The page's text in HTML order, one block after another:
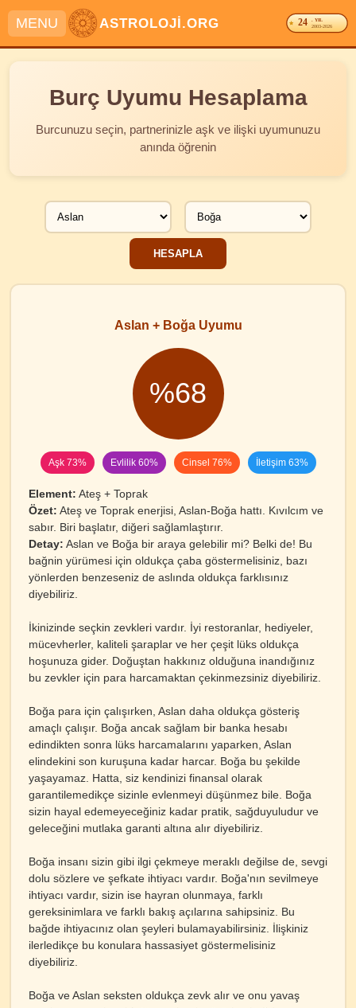
MENU ASTROLOJİ.ORG 24 . YIL
2003-2026
Burç Uyumu Hesaplama
Burcunuzu seçin, partnerinizle aşk ve ilişki uyumunuzu
anında öğrenin
Aslan + Boğa Uyumu
%68
Aşk 73% Evlilik 60% Cinsel 76% İletişim 63%
Element: Ateş + Toprak
Özet: Ateş ve Toprak enerjisi, Aslan-Boğa hattı. Kıvılcım ve
sabır. Biri başlatır, diğeri sağlamlaştırır.
Detay: Aslan ve Boğa bir araya gelebilir mi? Belki de! Bu
bağnin yürümesi için oldukça çaba göstermelisiniz, bazı
yönlerden benzeseniz de aslında oldukça farklısınız
diyebiliriz.
İkinizinde seçkin zevkleri vardır. İyi restoranlar, hediyeler,
mücevherler, kaliteli şaraplar ve her çeşit lüks oldukça
hoşunuza gider. Doğuştan hakkınız olduğuna inandığınız
bu zevkler için para harcamaktan çekinmezsiniz diyebiliriz.
Boğa para için çalışırken, Aslan daha oldukça gösteriş
amaçlı çalışır. Boğa ancak sağlam bir banka hesabı
edindikten sonra lüks harcamalarını yaparken, Aslan
elindekini son kuruşuna kadar harcar. Boğa bu şekilde
yaşayamaz. Hatta, siz kendinizi finansal olarak
garantilemedikçe sizinle evlenmeyi düşünmez bile. Boğa
sizin hayal edemeyeceğiniz kadar pratik, sağduyuludur ve
geleceğini mutlaka garanti altına alır diyebiliriz.
Boğa insanı sizin gibi ilgi çekmeye meraklı değilse de, sevgi
dolu sözlere ve şefkate ihtiyacı vardır. Boğa'nın sevilmeye
ihtiyacı vardır, sizin ise hayran olunmaya, farklı
gereksinimlara ve farklı bakış açılarına sahipsiniz. Bu
bağde ihtiyacınız olan şeyleri bulamayabilirsiniz. İlişkiniz
ilerledikçe bu konulara hassasiyet göstermelisiniz
diyebiliriz.
Boğa ve Aslan seksten oldukça zevk alır ve onu yavaş